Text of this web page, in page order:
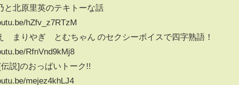
と北原里英のテキトーな話
hZfv_z7RTzM
まりやぎ とむちゃん のセクシーボイスで四字熟語！
RfnVnd9kMj8
説]のおっぱいトーク!!
mejez4khLJ4